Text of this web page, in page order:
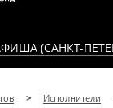
(САНКТ-
Исполнители